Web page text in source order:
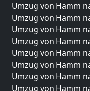
Umzug von Hamm
Umzug von Hamm
Umzug von Hamm
Umzug von Hamm
Umzug von Hamm
Umzug von Hamm
Umzug von Hamm
Umzug von Hamm